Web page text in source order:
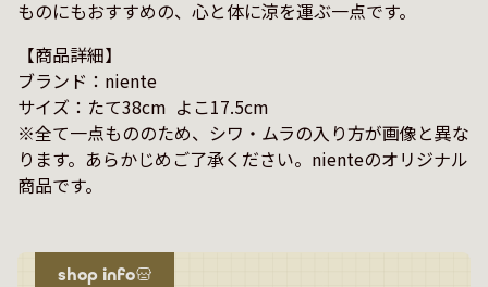
【商品詳細】
ブランド：niente
サイズ：たて38cm  よこ17.5cm
※全て一点もののため、シワ・ムラの入り方が画像と異な
ります。あらかじめご了承ください。nienteのオリジナル
商品です。
shop info